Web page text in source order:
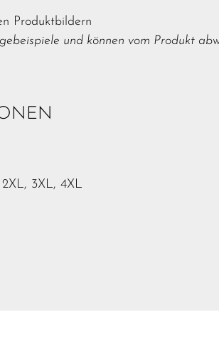
Produktbildern
und können vom Produkt
3XL, 4XL